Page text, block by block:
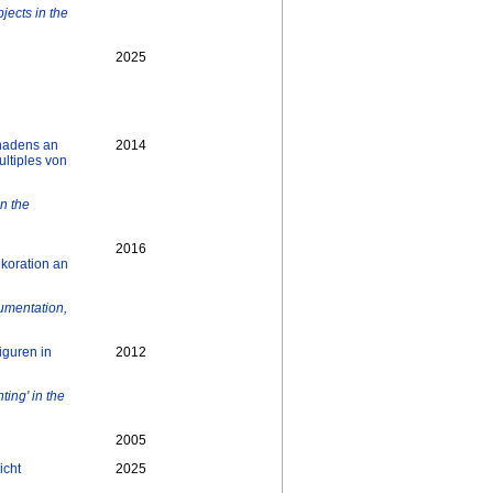
in the
2025
an
von
2014
the
an
2016
in 2012
in the
2005
2025